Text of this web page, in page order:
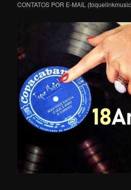
CONTATOS POR E-MAIL